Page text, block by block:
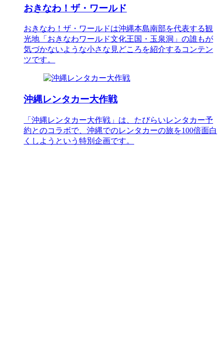
おきなわ！ザ・ワールド
おきなわ！ザ・ワールドは沖縄本島南部を代表する観
光地「おきなわワールド文化王国・玉泉洞」の誰もが
気づかないような小さな見どころを紹介するコンテン
ツです。
沖縄レンタカー大作戦
「沖縄レンタカー大作戦」は、たびらいレンタカー予
約とのコラボで、沖縄でのレンタカーの旅を100倍面白
くしようという特別企画です。